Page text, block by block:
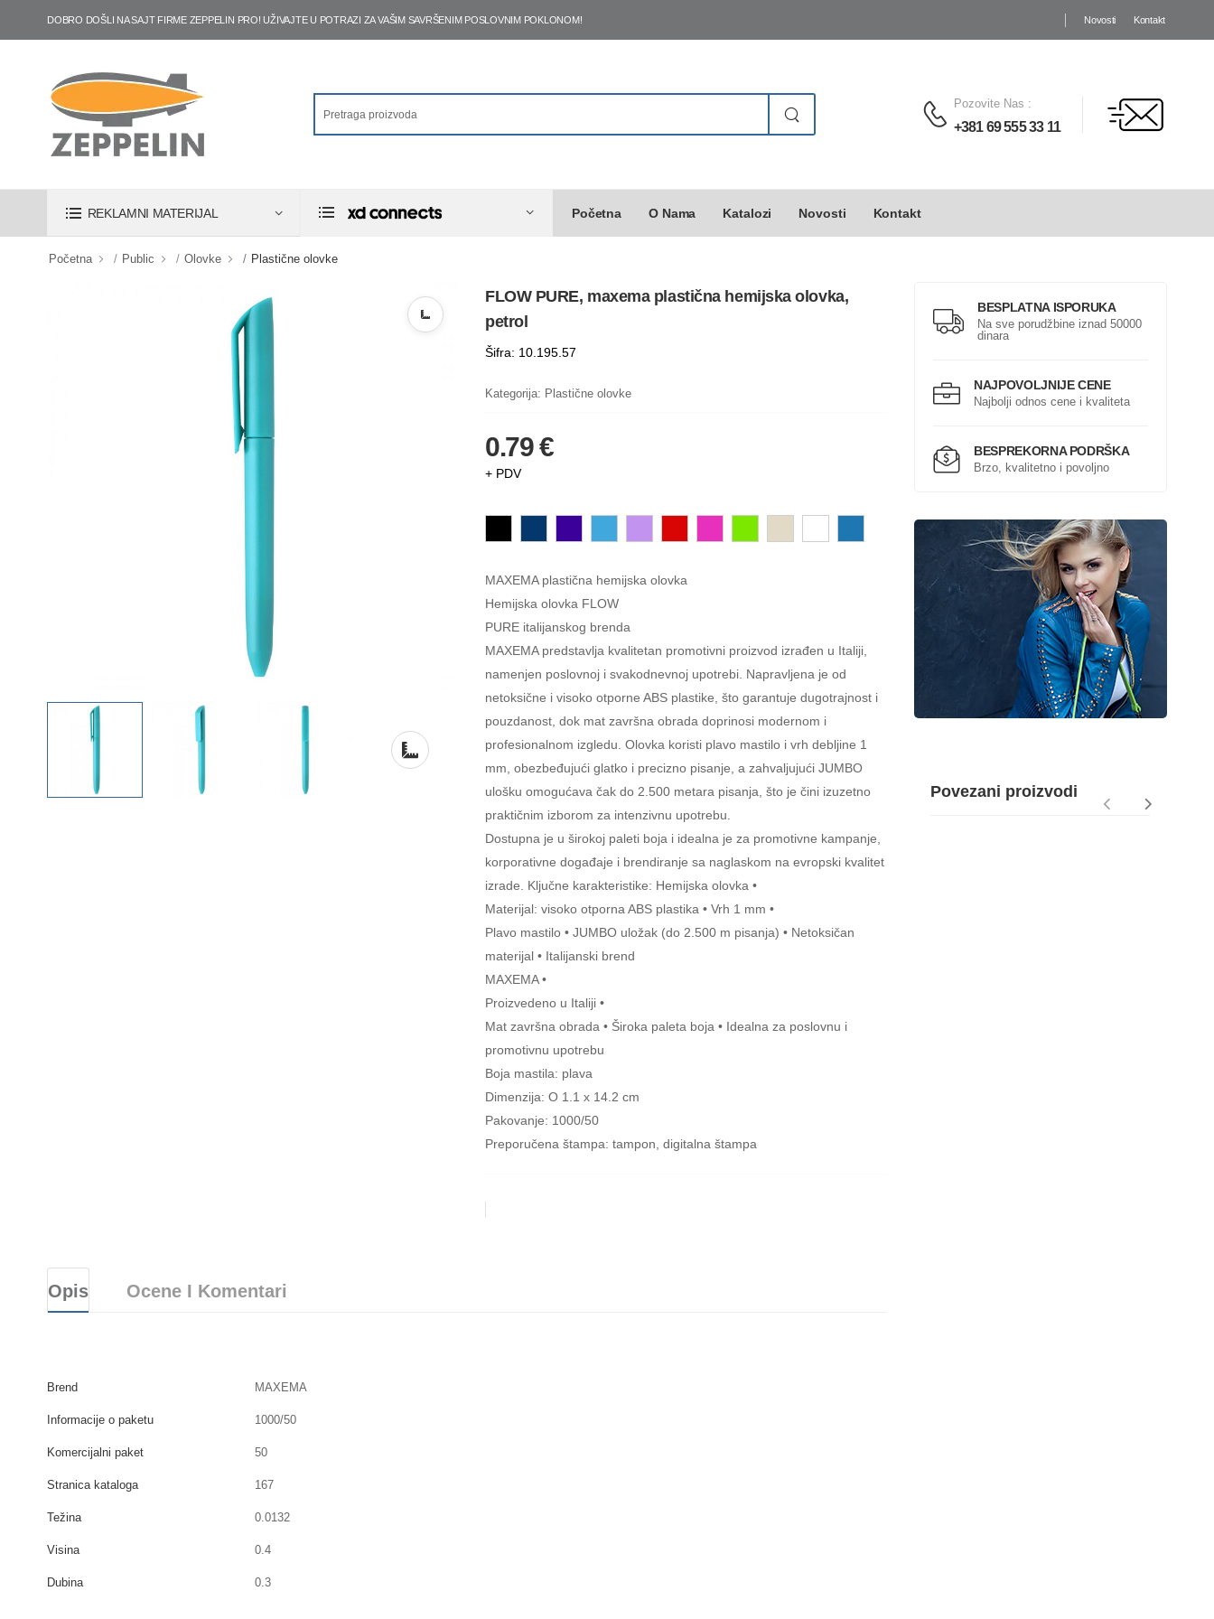
DOBRO DOŠLI NA SAJT FIRME ZEPPELIN PRO! UŽIVAJTE U POTRAZI ZA VAŠIM SAVRŠENIM POSLOVNIM POKLONOM! Novosti Kontakt
Pozovite Nas :
+381 69 555 33 11
REKLAMNI MATERIJAL Početna O Nama Katalozi Novosti Kontakt
Početna Public Olovke Plastične olovke
FLOW PURE, maxema plastična hemijska olovka,
petrol
Šifra: 10.195.57
Kategorija: Plastične olovke
0.79 €
+ PDV
MAXEMA plastična hemijska olovka
Hemijska olovka FLOW
PURE italijanskog brenda
MAXEMA predstavlja kvalitetan promotivni proizvod izrađen u Italiji,
namenjen poslovnoj i svakodnevnoj upotrebi. Napravljena je od
netoksične i visoko otporne ABS plastike, što garantuje dugotrajnost i
pouzdanost, dok mat završna obrada doprinosi modernom i
profesionalnom izgledu. Olovka koristi plavo mastilo i vrh debljine 1
mm, obezbeđujući glatko i precizno pisanje, a zahvaljujući JUMBO
ulošku omogućava čak do 2.500 metara pisanja, što je čini izuzetno
praktičnim izborom za intenzivnu upotrebu.
Dostupna je u širokoj paleti boja i idealna je za promotivne kampanje,
korporativne događaje i brendiranje sa naglaskom na evropski kvalitet
izrade. Ključne karakteristike: Hemijska olovka •
Materijal: visoko otporna ABS plastika • Vrh 1 mm •
Plavo mastilo • JUMBO uložak (do 2.500 m pisanja) • Netoksičan
materijal • Italijanski brend
MAXEMA •
Proizvedeno u Italiji •
Mat završna obrada • Široka paleta boja • Idealna za poslovnu i
promotivnu upotrebu
Boja mastila: plava
Dimenzija: O 1.1 x 14.2 cm
Pakovanje: 1000/50
Preporučena štampa: tampon, digitalna štampa
Opis Ocene I Komentari
Brend MAXEMA
Informacije o paketu 1000/50
Komercijalni paket 50
Stranica kataloga 167
Težina 0.0132
Visina 0.4
Dubina 0.3
BESPLATNA ISPORUKA
Na sve porudžbine iznad 50000
dinara
NAJPOVOLJNIJE CENE
Najbolji odnos cene i kvaliteta
BESPREKORNA PODRŠKA
Brzo, kvalitetno i povoljno
Povezani proizvodi